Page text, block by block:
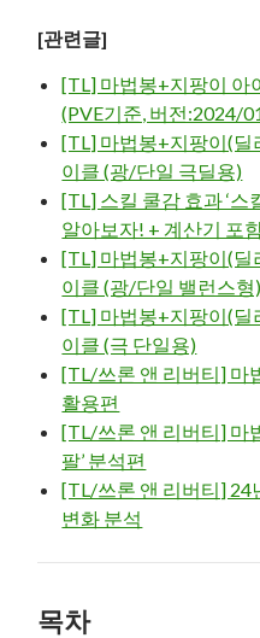
[관련글]
[TL] 마법봉+지팡이 아
(PVE기준, 버전:2024/
[TL] 마법봉+지팡이(딜
이클 (광/단일 극딜용)
[TL] 스킬 쿨감 효과 ‘스
알아보자! + 계산기 포
[TL] 마법봉+지팡이(딜
이클 (광/단일 밸런스형)
[TL] 마법봉+지팡이(딜
이클 (극 단일용)
[TL/쓰론 앤 리버티] 마
활용편
[TL/쓰론 앤 리버티] 마
팔’ 분석편
[TL/쓰론 앤 리버티] 24
변화 분석
목차